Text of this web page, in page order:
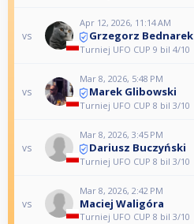
vs
Apr 12, 2026, 11:14 AM
Grzegorz Bednarek
Turniej UFO CUP 9 bil 4/10
vs
Mar 8, 2026, 5:48 PM
Marek Glibowski
Turniej UFO CUP 8 bil 3/10
vs
Mar 8, 2026, 3:45 PM
Dariusz Buczyński
Turniej UFO CUP 8 bil 3/10
vs
Mar 8, 2026, 2:42 PM
Maciej Waligóra
Turniej UFO CUP 8 bil 3/10